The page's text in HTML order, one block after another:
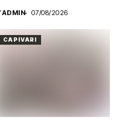
ADMIN 07/08/2026
CAPIVARI